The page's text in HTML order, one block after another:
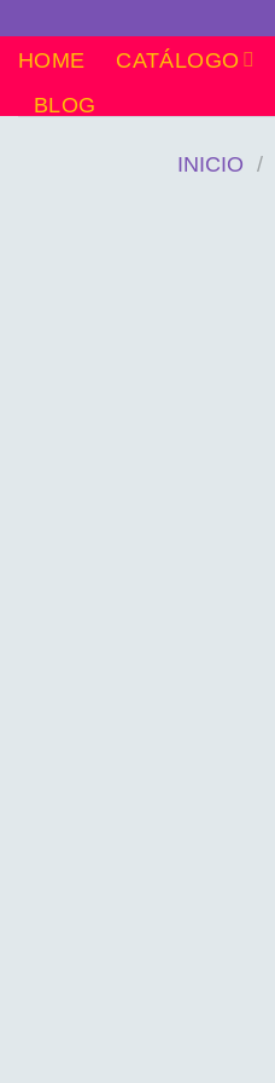
contenido
HOME CATÁLOGO
BLOG
INICIO /